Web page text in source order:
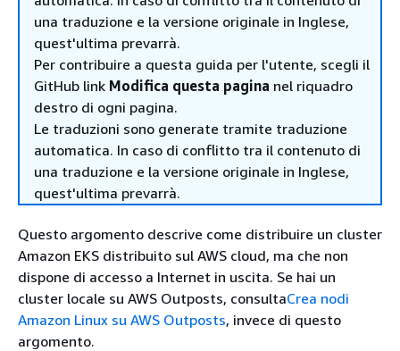
una traduzione e la versione originale in Inglese,
quest'ultima prevarrà.
Per contribuire a questa guida per l'utente, scegli il
GitHub link Modifica questa pagina nel riquadro
destro di ogni pagina.
Le traduzioni sono generate tramite traduzione
automatica. In caso di conflitto tra il contenuto di
una traduzione e la versione originale in Inglese,
quest'ultima prevarrà.
Questo argomento descrive come distribuire un cluster
Amazon EKS distribuito sul AWS cloud, ma che non
dispone di accesso a Internet in uscita. Se hai un
cluster locale su AWS Outposts, consultaCrea nodi
Amazon Linux su AWS Outposts, invece di questo
argomento.